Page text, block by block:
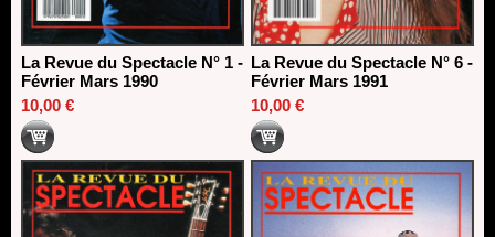
La Revue du Spectacle N° 1 -
Février Mars 1990
10,00 €
La Revue du Spectacle N° 6 -
Février Mars 1991
10,00 €